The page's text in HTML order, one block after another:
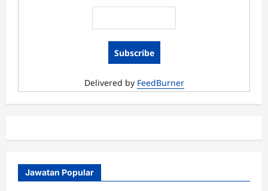
Delivered by FeedBurner
Jawatan Popular